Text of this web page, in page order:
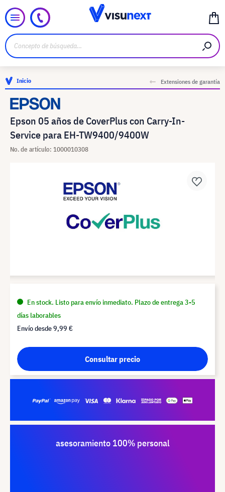
Inicio Extensiones de garantía
Epson 05 años de CoverPlus con Carry-In-
Service para EH-TW9400/9400W
No. de artículo: 1000010308
En stock. Listo para envío inmediato. Plazo de entrega 3-5
días laborables
Envío desde9,99 €
Consultar precio
asesoramiento 100% personal